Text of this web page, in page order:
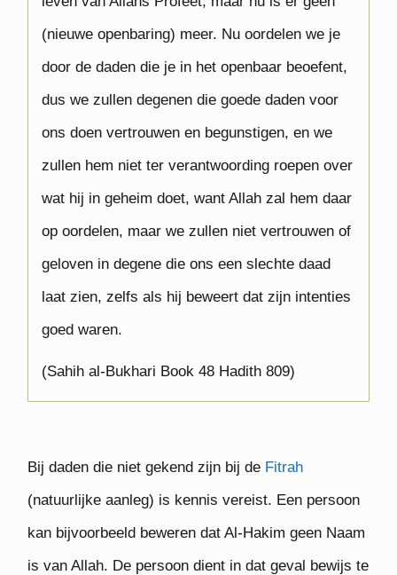
(nieuwe openbaring) meer. Nu oordelen we je
door de daden die je in het openbaar beoefent,
dus we zullen degenen die goede daden voor
ons doen vertrouwen en begunstigen, en we
zullen hem niet ter verantwoording roepen over
wat hij in geheim doet, want Allah zal hem daar
op oordelen, maar we zullen niet vertrouwen of
geloven in degene die ons een slechte daad
laat zien, zelfs als hij beweert dat zijn intenties
goed waren.
(Sahih al-Bukhari Book 48 Hadith 809)
Bij daden die niet gekend zijn bij de Fitrah
(natuurlijke aanleg) is kennis vereist. Een persoon
kan bijvoorbeeld beweren dat Al-Hakim geen Naam
is van Allah. De persoon dient in dat geval bewijs te